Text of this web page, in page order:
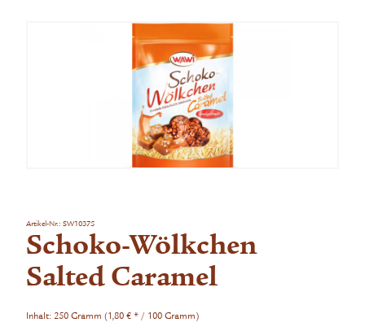
Artikel-Nr.:SW10375
Schoko-Wölkchen
Salted Caramel
Inhalt:250 Gramm (1,80 € * / 100 Gramm)